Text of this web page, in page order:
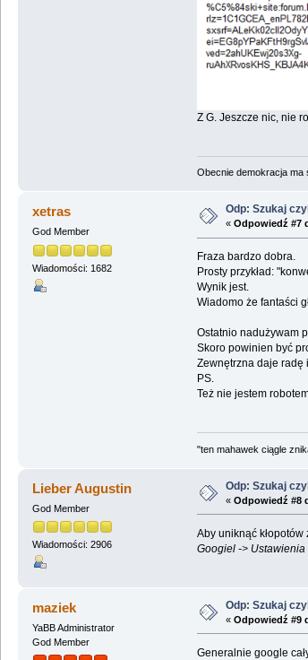
Z G. Jeszcze nic, nie
Obecnie demokracja ma
xetras
God Member
Wiadomości: 1682
Odp: Szukaj
« Odpowiedź #7
Fraza bardzo dobra.
Prosty przykład:
Wynik jest.
Wiadomo że fantaści
Ostatnio nadużywam
Skoro powinien być
Zewnętrzna daje radę
PS.
Też nie jestem
"ten mahawek ciągle
Lieber Augustin
God Member
Wiadomości: 2906
Odp: Szukaj
« Odpowiedź #8
Aby uniknąć
Googiel ->
maziek
YaBB Administrator
God Member
Odp: Szukaj
« Odpowiedź #9
Generalnie google